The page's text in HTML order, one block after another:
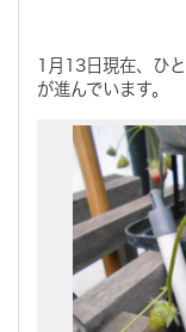
1月13日現在、ひ
が進んでいます。